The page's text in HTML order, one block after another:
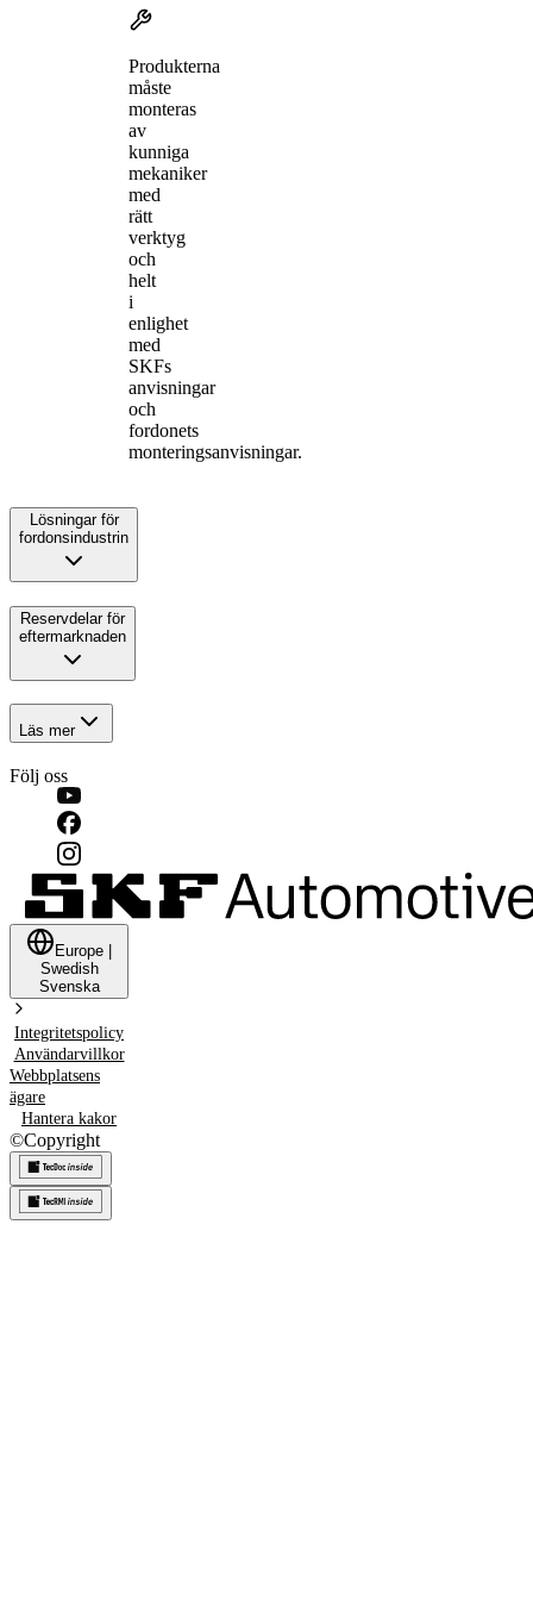
Produkterna
måste
monteras
av
kunniga
mekaniker
med
rätt
verktyg
och
helt
i
enlighet
med
SKFs
anvisningar
och
fordonets
monteringsanvisningar.
Lösningar för
fordonsindustrin
Reservdelar för
eftermarknaden
Läs mer
Följ oss
Europe
Swedish
Svenska
Integritetspolicy
Användarvillkor
Webbplatsens
ägare
Hantera kakor
©Copyright